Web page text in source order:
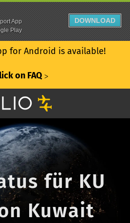
for Android is available!
on FAQ ᐳ
für KU
Kuwait
App
Play
DOWNLOAD